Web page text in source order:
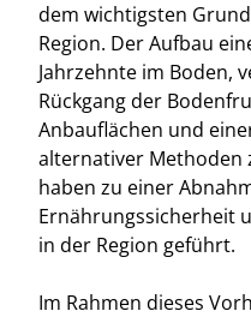
dem wichtigsten
Region. Der Aufbau
Jahrzehnte im Boden,
Rückgang der
Anbauflächen und
alternativer Methoden
haben zu einer
Ernährungssicherheit
in der Region geführt.
Im Rahmen dieses